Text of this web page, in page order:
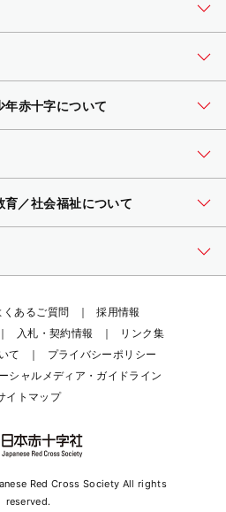
年赤十字について
／社会福祉について
あるご質問
採用情報
入札・契約情報
リンク集
て
プライバシーポリシー
シャルメディア・ガイドライン
イトマップ
Red Cross Society All rights
reserved.